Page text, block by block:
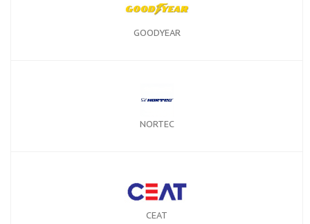
GOODYEAR
NORTEC
CEAT